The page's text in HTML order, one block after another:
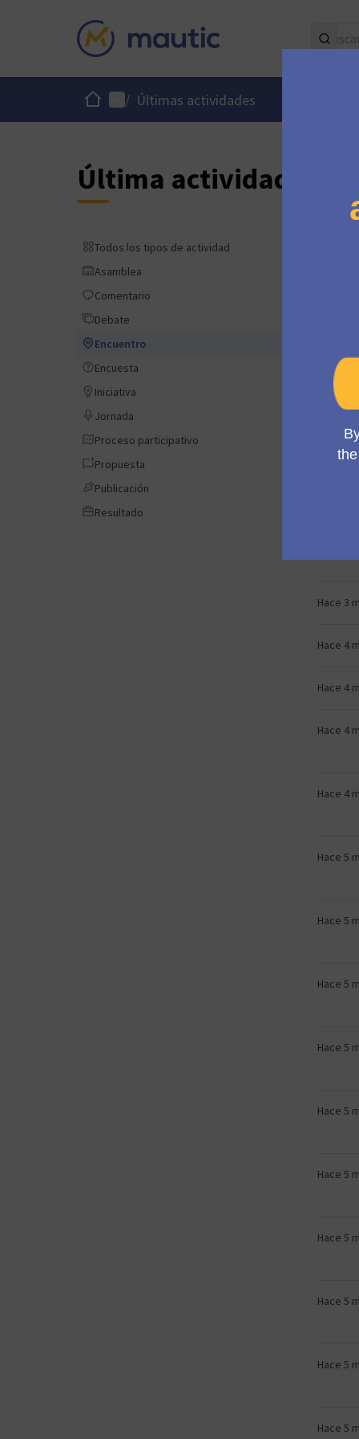
InicioMenú principal
/ Últimas actividades
Última actividad
Todos los tipos de actividad
Todos los tipos de actividad
Asamblea
Asamblea
Comentario
Comentario
DebateDebate
Encuentro
Encuentro
Encuesta
Encuesta
Iniciativa
Iniciativa
Jornada
Jornada
Proceso participativo
Proceso participativo
Propuesta
Propuesta
Publicación
Publicación
Resultado
Resultado
Hace
Hace 2
Hace 2
Hace 3
Hace 4
Hace 4
Hace 4
Hace 4
Hace 5
Hace 5
Hace 5
Hace 5
Hace 5
Hace 5
Hace 5
Hace 5
Hace 5
Hace 5